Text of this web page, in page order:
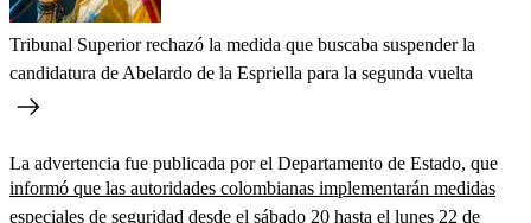
Tribunal Superior rechazó la medida que buscaba suspender la
candidatura de Abelardo de la Espriella para la segunda vuelta
La advertencia fue publicada por el Departamento de Estado, que
informó que las autoridades colombianas implementarán medidas
especiales de seguridad desde el sábado 20 hasta el lunes 22 de